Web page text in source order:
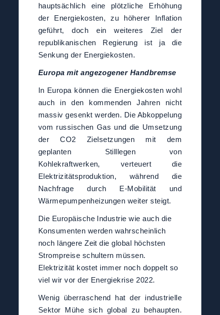
hauptsächlich eine plötzliche Erhöhung
der Energiekosten, zu höherer Inflation
geführt, doch ein weiteres Ziel der
republikanischen Regierung ist ja die
Senkung der Energiekosten.
Europa mit angezogener Handbremse
In Europa können die Energiekosten wohl
auch in den kommenden Jahren nicht
massiv gesenkt werden. Die Abkoppelung
vom russischen Gas und die Umsetzung
der CO2 Zielsetzungen mit dem
geplanten Stilllegen von
Kohlekraftwerken, verteuert die
Elektrizitätsproduktion, während die
Nachfrage durch E-Mobilität und
Wärmepumpenheizungen weiter steigt.
Die Europäische Industrie wie auch die
Konsumenten werden wahrscheinlich
noch längere Zeit die global höchsten
Strompreise schultern müssen.
Elektrizität kostet immer noch doppelt so
viel wir vor der Energiekrise 2022.
Wenig überraschend hat der industrielle
Sektor Mühe sich global zu behaupten.